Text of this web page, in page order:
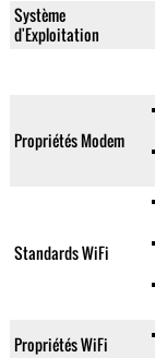
Système
d'Exploitation
Propriétés Modem
Standards WiFi
Propriétés WiFi